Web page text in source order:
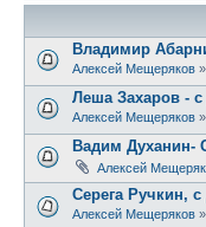
Владимир
Алексей Мещеряков »
Леша Захаров -
Алексей Мещеряков »
Вадим Духанин-
Алексей
Серега Ручкин,
Алексей Мещеряков »